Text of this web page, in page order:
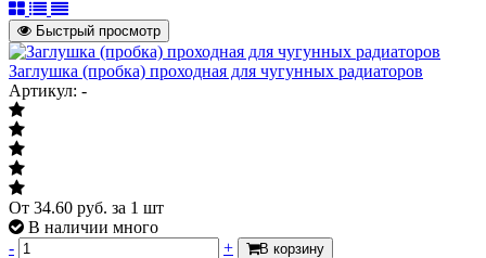
Быстрый просмотр
Заглушка (пробка) проходная для чугунных радиаторов
Артикул: -
От 34.60 руб. за 1 шт
В наличии много
-
+ В корзину